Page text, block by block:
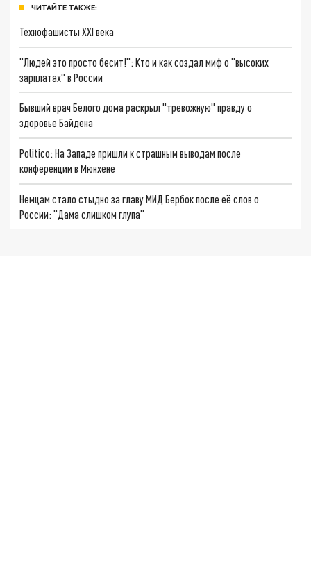
ЧИТАЙТЕ ТАКЖЕ:
Технофашисты XXI века
"Людей это просто бесит!": Кто и как создал миф о "высоких
зарплатах" в России
Бывший врач Белого дома раскрыл "тревожную" правду о
здоровье Байдена
Politico: На Западе пришли к страшным выводам после
конференции в Мюнхене
Немцам стало стыдно за главу МИД Бербок после её слов о
России: "Дама слишком глупа"